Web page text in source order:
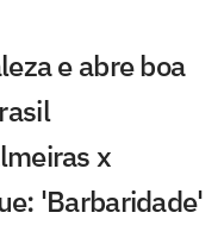
e abre boa
x
'Barbaridade'